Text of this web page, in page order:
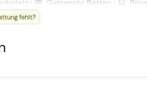
eine komplett ausgesattete Küche,
Parkplätze für PKW und LKW sind
Getrennte Betten
fehlt?